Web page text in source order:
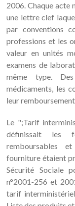
2006. Chaque acte
une lettre clef
par conventions
professions et les
valeur en unités
examens de
même type.
médicaments, les
leur
Le ";Tarif
définissait les
remboursables
fourniture étaient
Sécurité Sociale
n°2001-256 et
tarif